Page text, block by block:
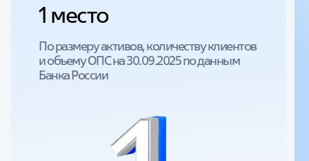
1 место
По размеру активов, количеству клиентов
и объему ОПС на 30.09.2025 по данным
Банка России